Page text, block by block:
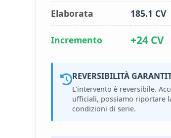
Elaborata 185.1 CV
Incremento +24 CV
REVERSIBILITÀ
L'intervento è reversibile.
ufficiali, possiamo riportare
condizioni di serie.